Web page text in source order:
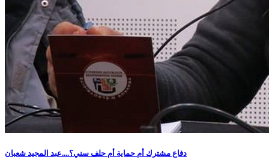
دفاع مشترك أم حماية أم حلف سني؟....عبد المجيد شعبان